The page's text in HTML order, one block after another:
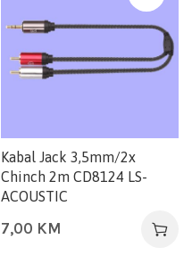
Kabal Jack 3,5mm/2x
Chinch 2m CD8124 LS-
ACOUSTIC
7,00 KM